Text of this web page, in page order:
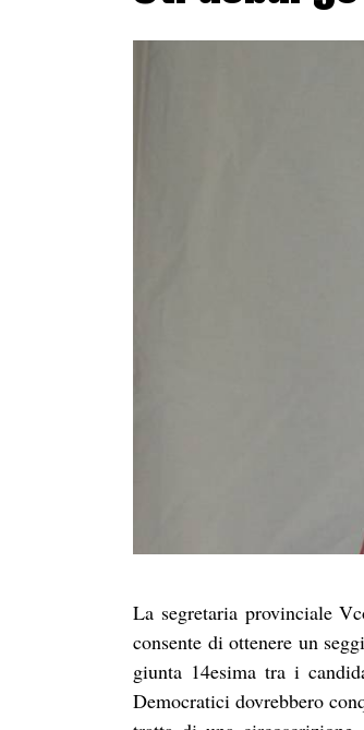
La segretaria provinciale
consente di ottenere un
giunta 14esima tra i
Democratici dovrebbero